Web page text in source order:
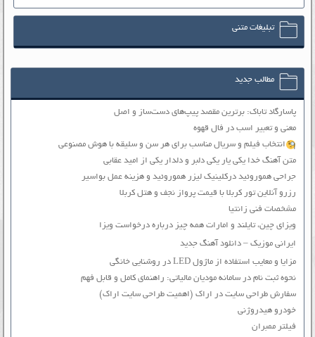
تبلیغات متنی
مطالب جدید
پاسارگاد تاباک: برترین مقصد پیپ‌های دست‌ساز و اصل
معنی و تعبیر اسب در فال قهوه
انتخاب فیلم و سریال مناسب برای هر سن و سلیقه با هوش مصنوعی
متن آهنگ خدا یکی یار یکی دلبر و دلدار یکی از امید عقابی
جراحی هموروئید درکلینیک لیزر هموروئید و هزینه عمل بواسیر
رزرو آنلاین تور کربلا با قیمت پرواز نجف و هتل کربلا
مشخصات فنی زانتیا
ویزای چین، تایلند و امارات همه چیز درباره درخواست ویزا
ایرانی موزیک – دانلود آهنگ جدید
مزایا و معایب استفاده از ماژول LED در روشنایی خانگی
نحوه ثبت نام در سامانه مودیان مالیاتی: راهنمای کامل و قابل فهم
سفارش طراحی سایت در اراک (اهمیت طراحی سایت اراک)
خودرو هیدروژنی
فیلتر ممبران